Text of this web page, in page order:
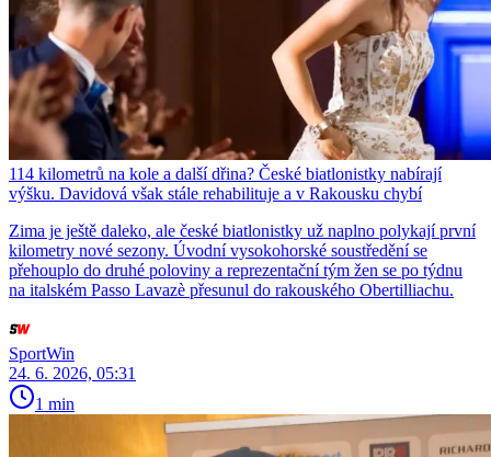
114 kilometrů na kole a další dřina? České biatlonistky nabírají
výšku. Davidová však stále rehabilituje a v Rakousku chybí
Zima je ještě daleko, ale české biatlonistky už naplno polykají první
kilometry nové sezony. Úvodní vysokohorské soustředění se
přehouplo do druhé poloviny a reprezentační tým žen se po týdnu
na italském Passo Lavazè přesunul do rakouského Obertilliachu.
SportWin
24. 6. 2026, 05:31
1 min